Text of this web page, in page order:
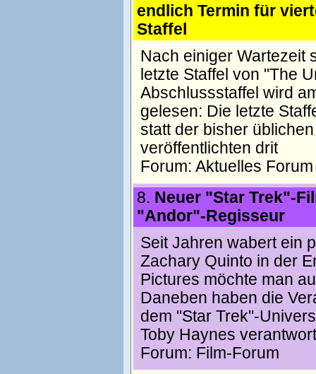
endlich Termin für
Staffel
Nach einiger Wartezeit
letzte Staffel von "The
Abschlussstaffel wird
gelesen: Die letzte
statt der bisher
veröffentlichten drit
Forum: Aktuelles Forum
8. Neuer "Star Trek"-
"Andor"-Regisseur
Seit Jahren wabert ein
Zachary Quinto in der
Pictures möchte man
Daneben haben die
dem "Star Trek"-
Toby Haynes
Forum: Film-Forum